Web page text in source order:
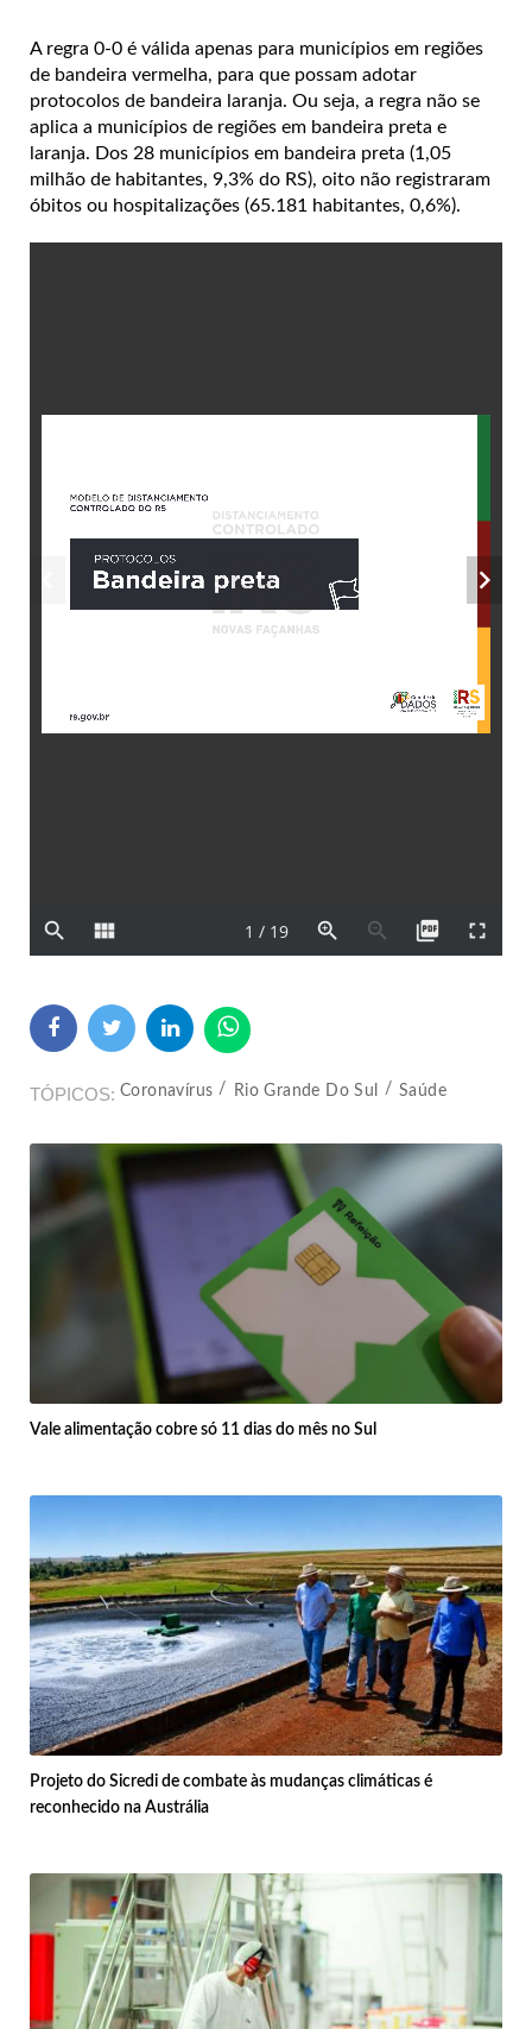
A regra 0-0 é válida apenas para municípios em regiões
de bandeira vermelha, para que possam adotar
protocolos de bandeira laranja. Ou seja, a regra não se
aplica a municípios de regiões em bandeira preta e
laranja. Dos 28 municípios em bandeira preta (1,05
milhão de habitantes, 9,3% do RS), oito não registraram
óbitos ou hospitalizações (65.181 habitantes, 0,6%).
TÓPICOS Coronavírus Rio Grande Do Sul Saúde
Vale alimentação cobre só 11 dias do mês no Sul
Projeto do Sicredi de combate às mudanças climáticas é
reconhecido na Austrália